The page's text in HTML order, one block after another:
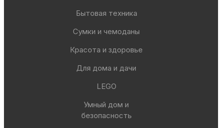
Бытовая техника
Сумки и чемоданы
Красота и здоровье
Для дома и дачи
LEGO
Умный дом и
безопасность